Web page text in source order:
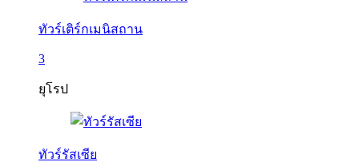
ทัวร์เติร์กเมนิสถาน
3
ยุโรป
ทัวร์รัสเซีย